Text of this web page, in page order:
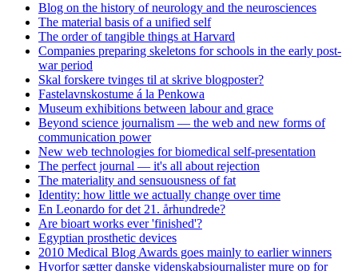
Blog on the history of neurology and the neurosciences
The material basis of a unified self
The order of tangible things at Harvard
Companies preparing skeletons for schools in the early post-
war period
Skal forskere tvinges til at skrive blogposter?
Fastelavnskostume á la Penkowa
Museum exhibitions between labour and grace
Beyond science journalism — the web and new forms of
communication power
New web technologies for biomedical self-presentation
The perfect journal — it's all about rejection
The materiality and sensuousness of fat
Identity: how little we actually change over time
En Leonardo for det 21. århundrede?
Are bioart works ever 'finished'?
Egyptian prosthetic devices
2010 Medical Blog Awards goes mainly to earlier winners
Hvorfor sætter danske videnskabsjournalister mure op for